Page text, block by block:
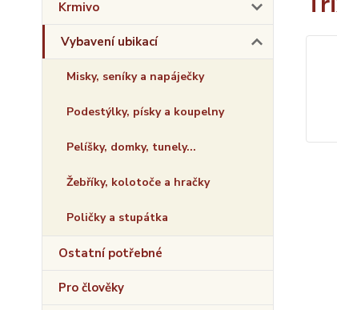
Krmivo
Vybavení ubikací
Misky, seníky a napáječky
Podestýlky, písky a koupelny
Pelíšky, domky, tunely...
Žebříky, kolotoče a hračky
Poličky a stupátka
Ostatní potřebné
Pro člověky